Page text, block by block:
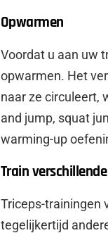
Opwarmen
Voordat u aan uw
opwarmen. Het
naar ze circuleert,
and jump, squat
warming-up
Train
Triceps-trainingen
tegelijkertijd